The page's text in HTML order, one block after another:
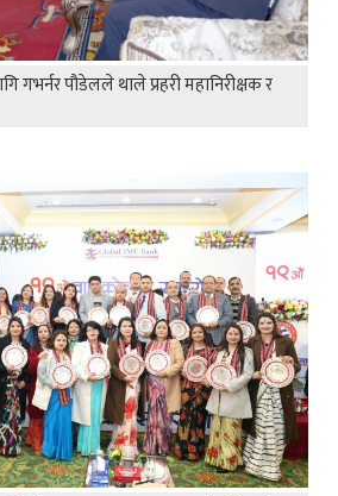
गभर्नर पौडेलले थाले प्रहरी महानिरीक्षक र